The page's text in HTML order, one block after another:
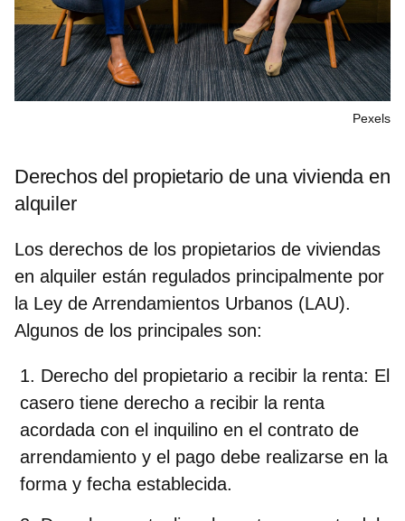
Pexels
Derechos del propietario de una vivienda en
alquiler
Los derechos de los propietarios de viviendas
en alquiler están regulados principalmente por
la Ley de Arrendamientos Urbanos (LAU).
Algunos de los principales son:
Derecho del propietario a recibir la renta: El
casero tiene derecho a recibir la renta
acordada con el inquilino en el contrato de
arrendamiento y el pago debe realizarse en la
forma y fecha establecida.